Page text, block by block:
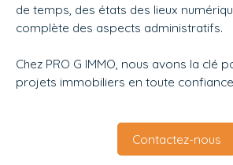
de temps, des états des lieux
complète des aspects administratifs.
Chez PRO G IMMO, nous avons la clé
projets immobiliers en toute
Contactez-nous